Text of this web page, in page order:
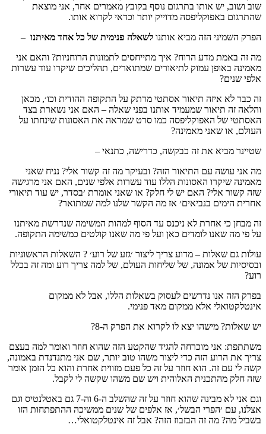
שוב ושוב, יש אותו בתרגום נוסף בקובץ מאמרים אחר, אני מוצאת
שהתרגום באפוקליפסה מדוייק יותר וכדאי לקרוא אותו.
הפרק השמיני הזה מביא אותנו לשאלה פנימית של כל אחד מאיתנו –
מה זה באמת מדע הרוח? איך מתייחסים לתמונות הרוחניות? והאם אני
מאמינה באופן עמוק לתיאורים שמתוארים, תהליכים שיקרו עוד עשרות
אלפי שנים?
זה כבר לא איזה תיאור אסתטי מרתק על התקופה ההודית וכו׳, מכאן
והלאה זה תיאור שמעמיד אותנו בפני שאלה – האם אני נשארת בצד
האסתטי של האפוקליפסה כמו סרט שמראה את האסונות שינחתו על
העולם, או שאני מאמינה?
שטיינר מביא את זה כבקשה, כדרישה, כתנאי –
מה אני עושה עם התיאור הזה? ובעיקר מה זה קשור אלי? נניח שאני
מאמינה שיקרו האסונות הללו עוד עשרות אלפי שנים, האם אני מרגישה
שזה קשור אלי? האם יש לי חלק? או שאני אומרת ׳בסדר, יש עוד תיאורי
אחרית הימים בנביאים׳ אז מה הקשר שלנו למה שמתואר?
זה מבחן כי אחרת לא ניכנס עד הסוף למהות המשימה שנדרשת מאיתנו
על פי מה שאנו לומדים כאן ועל פי מה שאנו קולטים כמשימה התקופה.
עולות גם שאלות – מדוע צריך ליצור ׳גזע של רוע׳ ? השאלות הראשוניות
ובסיסיות של אמונה, של שליחות העולם, של למה צריך רוע ומה זה בכלל
רוע?
בפרק הזה אנו נדרשים לעסוק בשאלות הללו, אבל לא ממקום
אינטלקטואלי אלא ממקום מאד פנימי.
יש שאלות? מישהו יצא לו לקרוא את הפרק ה-8?
משתתפת: אני מוכרחה להגיד שהקטע הזה שהוא חוזר ואומר למה בעצם
צריך את הרוע הזה כדי ליצור משהו טוב יותר, שם אני מתנדנדת באמונה,
קשה לי עם זה. הוא חוזר על זה כל פעם מזווית אחרת והוא כל הזמן אומר
שזה חלק מהתכנית האלוהית ויש שם משהו שקשה לי לקבל.
וגם אני לא מבינה שהוא חוזר על זה שהשלב ה-6 וה-7 גם באטלנטיס וגם
אצלנו, עם ׳הפרי הבשל׳, אז אלפים של שנים ממשיכה ההתפתחות הזו
בשביל מה? מה זה הבזבוז הזה? אבל זה אינטלקטואלי…